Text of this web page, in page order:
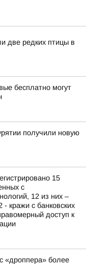
две редких птицы в
бесплатно могут
получили новую
15
с
12 из них –
кражи с банковских
доступ к
«дроппера» более